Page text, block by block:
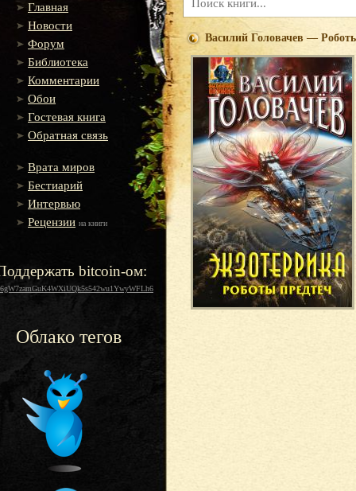
Главная
Новости
Форум
Библиотека
Комментарии
Обои
Гостевая книга
Обратная связь
Врата миров
Бестиарий
Интервью
Рецензии на книги
bitcoin-ом:
Облако тегов
Василий Головачев —